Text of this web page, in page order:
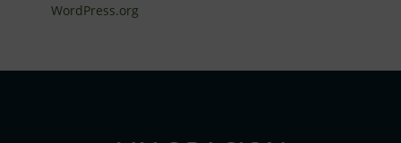
WordPress.org